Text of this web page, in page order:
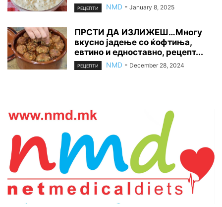
РЕЦЕПТИ NMD - January 8, 2025
ПРСТИ ДА ИЗЛИЖЕШ…Многу
вкусно јадење со ќофтиња,
евтино и едноставно, рецепт...
РЕЦЕПТИ NMD - December 28, 2024